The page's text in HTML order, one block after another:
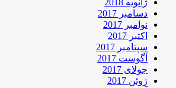
دسامبر 2017
نوامبر 2017
اکتبر 2017
سپتامبر 2017
آگوست 2017
جولای 2017
ژوئن 2017